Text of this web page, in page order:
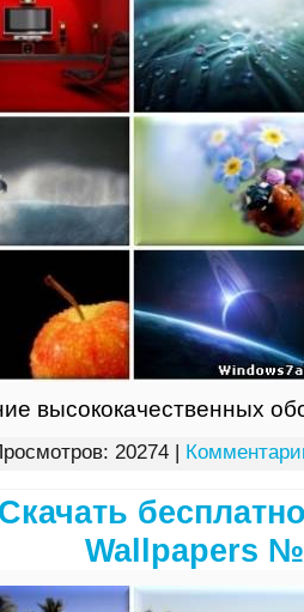
высококачественных
20274 |
Скачать
Wallpapers